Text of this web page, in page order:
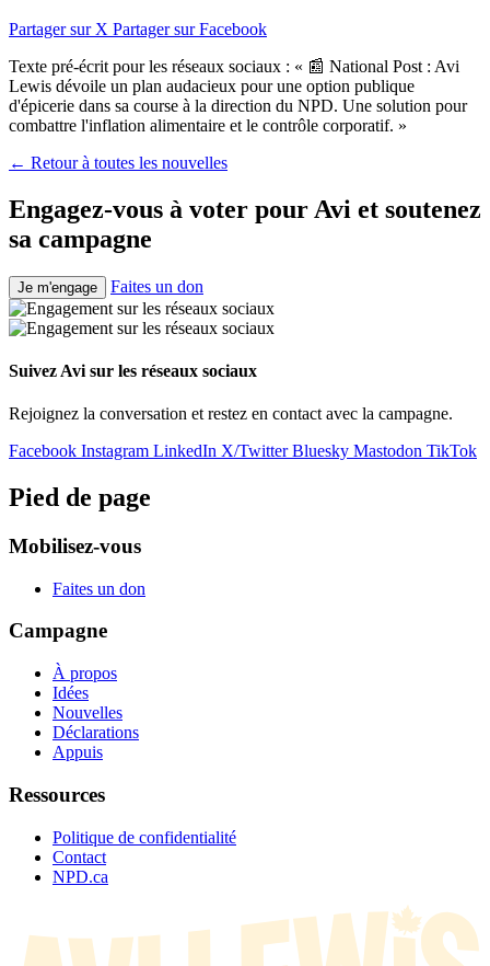
Partager sur X Partager sur Facebook
Texte pré-écrit pour les réseaux sociaux : « 📰 National Post : Avi
Lewis dévoile un plan audacieux pour une option publique
d'épicerie dans sa course à la direction du NPD. Une solution pour
combattre l'inflation alimentaire et le contrôle corporatif. »
← Retour à toutes les nouvelles
Engagez-vous à voter pour Avi et soutenez
sa campagne
Je m'engage Faites un don
Suivez Avi sur les réseaux sociaux
Rejoignez la conversation et restez en contact avec la campagne.
Facebook Instagram LinkedIn X/TwitterBluesky Mastodon TikTok
Pied de page
Mobilisez-vous
Faites un don
Campagne
À propos
Idées
Nouvelles
Déclarations
Appuis
Ressources
Politique de confidentialité
Contact
NPD.ca